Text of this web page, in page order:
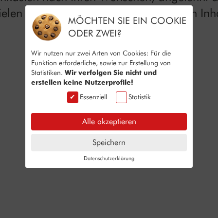
Sie mit Form und Farbe, wie beim
MÖCHTEN SIE EIN COOKIE
ODER ZWEI?
Wir nutzen nur zwei Arten von Cookies: Für die
Funktion erforderliche, sowie zur Erstellung von
Statistiken. Wir verfolgen Sie nicht und
erstellen keine Nutzerprofile!
Essenziell Statistik
Alle akzeptieren
Speichern
Datenschutzerklärung